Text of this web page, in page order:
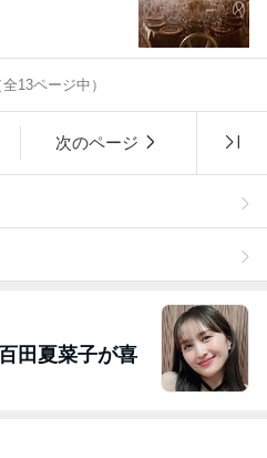
13ページ中）
次のページ
田夏菜子が喜